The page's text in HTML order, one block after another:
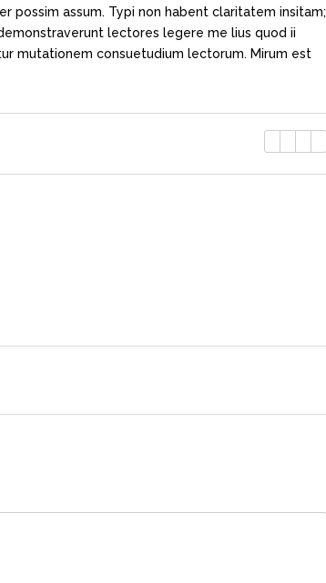
possim assum. Typi non habent claritatem insitam;
lectores legere me lius quod ii
mutationem consuetudium lectorum. Mirum est